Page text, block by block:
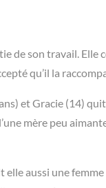
de son travail.
qu’il la
et Gracie (14)
mère peu
aussi une